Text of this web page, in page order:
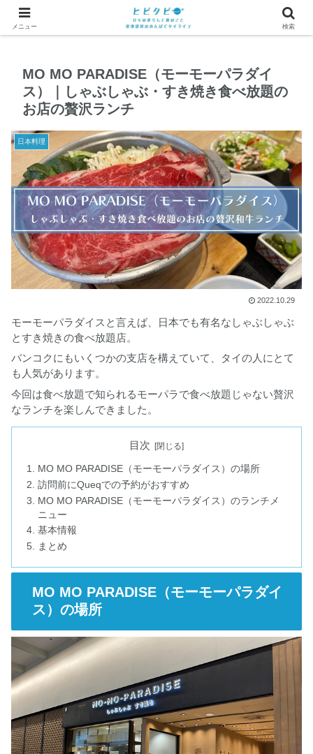
MO MO PARADISE（モーモーパラダイ
ス）｜しゃぶしゃぶ・すき焼き食べ放題の
お店の贅沢ランチ
日本料理
2022.10.29
モーモーパラダイスと言えば、日本でも有名なしゃぶしゃぶ
とすき焼きの食べ放題店。
バンコクにもいくつかの支店を構えていて、タイの人にとて
も人気があります。
今回は食べ放題で知られるモーパラで食べ放題じゃない贅沢
なランチを楽しんできました。
目次
MO MO PARADISE（モーモーパラダイス）の場所
訪問前にQueqでの予約がおすすめ
MO MO PARADISE（モーモーパラダイス）のランチメ
ニュー
基本情報
まとめ
MO MO PARADISE（モーモーパラダイ
ス）の場所
メニュー 検索